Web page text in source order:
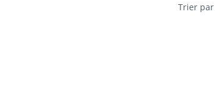
Trier par